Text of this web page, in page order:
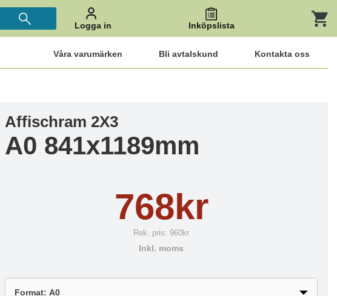
Logga in Inköpslista
Våra varumärken Bli avtalskund Kontakta oss
Affischram 2X3
A0 841x1189mm
768kr
Rek. pris:960kr
Inkl. moms